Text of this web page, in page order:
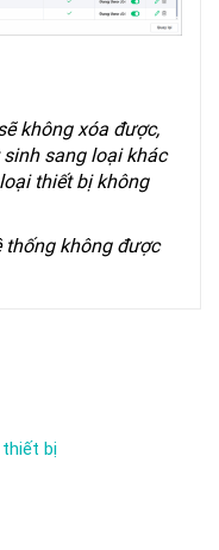
không xóa được,
sang loại khác
thiết bị không
thống không được
thiết bị